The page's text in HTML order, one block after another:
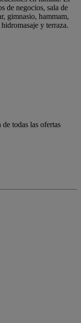
de negocios, sala de
gimnasio, hammam,
y terraza.
todas las ofertas